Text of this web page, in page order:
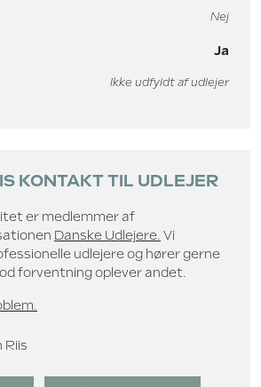
Nej
Ja
Ikke udfyldt af udlejer
KONTAKT TIL UDLEJER
er medlemmer af
Danske Udlejere. Vi
udlejere og hører gerne
forventning oplever andet.
Riis